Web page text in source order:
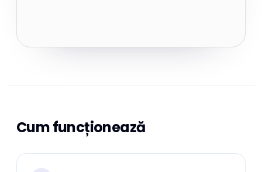
Cum funcționează